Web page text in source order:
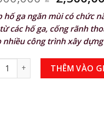
gốc
là:
hố ga ngăn mùi có chức
các hố ga, cống rãnh
nhiều công trình xây dựng
hố ga ngăn mùi số lượng
THÊM VÀO